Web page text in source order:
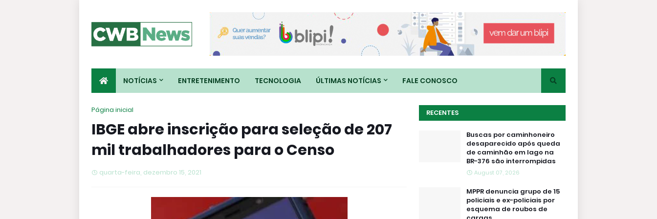
NOTÍCIAS ENTRETENIMENTO TECNOLOGIA ÚLTIMAS NOTÍCIAS FALE CONOSCO
Página inicial
IBGE abre inscrição para seleção de 207
mil trabalhadores para o Censo
quarta-feira, dezembro 15, 2021
RECENTES
Buscas por caminhoneiro
desaparecido após queda
de caminhão em lago na
BR-376 são interrompidas
August 07, 2026
MPPR denuncia grupo de 15
policiais e ex-policiais por
esquema de roubos de